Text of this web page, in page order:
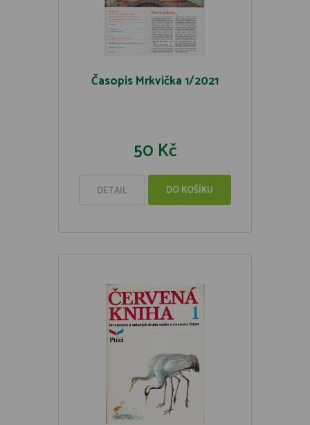
Časopis Mrkvička 1/2021
50 Kč
DETAIL DO KOŠÍKU